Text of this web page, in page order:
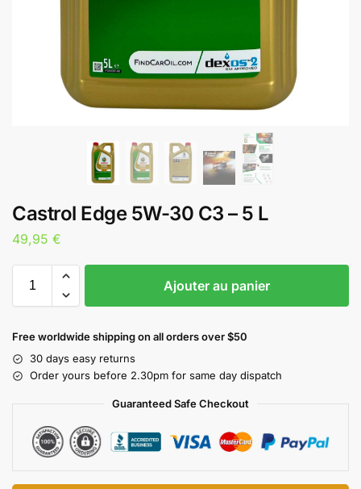
Castrol Edge 5W-30 C3 – 5 L
49,95 €
Ajouter au panier
Free worldwide shipping on all orders over $50
30 days easy returns
Order yours before 2.30pm for same day dispatch
Guaranteed Safe Checkout